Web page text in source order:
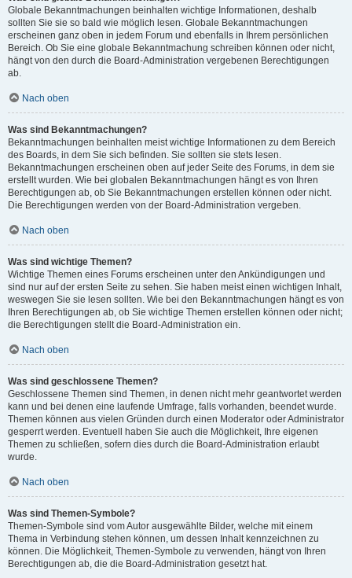
Globale Bekanntmachungen beinhalten wichtige Informationen, deshalb
sollten Sie sie so bald wie möglich lesen. Globale Bekanntmachungen
erscheinen ganz oben in jedem Forum und ebenfalls in Ihrem persönlichen
Bereich. Ob Sie eine globale Bekanntmachung schreiben können oder nicht,
hängt von den durch die Board-Administration vergebenen Berechtigungen
ab.
Nach oben
Was sind Bekanntmachungen?
Bekanntmachungen beinhalten meist wichtige Informationen zu dem Bereich
des Boards, in dem Sie sich befinden. Sie sollten sie stets lesen.
Bekanntmachungen erscheinen oben auf jeder Seite des Forums, in dem sie
erstellt wurden. Wie bei globalen Bekanntmachungen hängt es von Ihren
Berechtigungen ab, ob Sie Bekanntmachungen erstellen können oder nicht.
Die Berechtigungen werden von der Board-Administration vergeben.
Nach oben
Was sind wichtige Themen?
Wichtige Themen eines Forums erscheinen unter den Ankündigungen und
sind nur auf der ersten Seite zu sehen. Sie haben meist einen wichtigen Inhalt,
weswegen Sie sie lesen sollten. Wie bei den Bekanntmachungen hängt es von
Ihren Berechtigungen ab, ob Sie wichtige Themen erstellen können oder nicht;
die Berechtigungen stellt die Board-Administration ein.
Nach oben
Was sind geschlossene Themen?
Geschlossene Themen sind Themen, in denen nicht mehr geantwortet werden
kann und bei denen eine laufende Umfrage, falls vorhanden, beendet wurde.
Themen können aus vielen Gründen durch einen Moderator oder Administrator
gesperrt werden. Eventuell haben Sie auch die Möglichkeit, Ihre eigenen
Themen zu schließen, sofern dies durch die Board-Administration erlaubt
wurde.
Nach oben
Was sind Themen-Symbole?
Themen-Symbole sind vom Autor ausgewählte Bilder, welche mit einem
Thema in Verbindung stehen können, um dessen Inhalt kennzeichnen zu
können. Die Möglichkeit, Themen-Symbole zu verwenden, hängt von Ihren
Berechtigungen ab, die die Board-Administration gesetzt hat.